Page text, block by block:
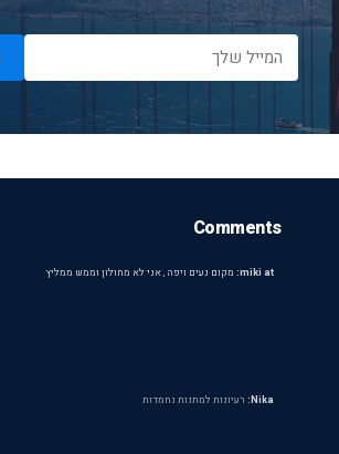
Comments
miki at: מקום נעים ויפה , אני לא מחולון וממש ממליץ
Nika: רעיונות למתנות נחמדות